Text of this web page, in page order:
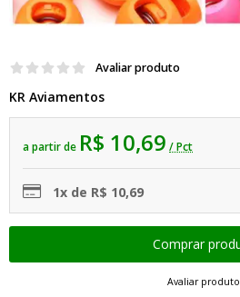
Avaliar produto
KR Aviamentos
a partir de R$ 10,69 / Pct
1x de R$ 10,69
Avaliar produto